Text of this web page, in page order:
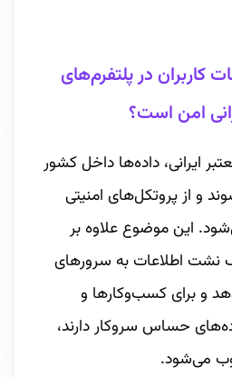
کاربران در پلتفرم‌های
امن است؟
ایرانی، داده‌ها داخل کشور
و از پروتکل‌های امنیتی
این موضوع علاوه بر
اطلاعات به سرورهای
و برای کسب‌وکارها و
حساس سروکار دارند،
می‌شود.